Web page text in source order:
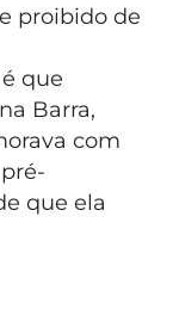
proibido de
que
Barra,
com
que ela